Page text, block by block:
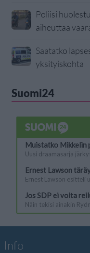
Poliisi
aiheuttaa
Saatatko
yksityiskohta
Suomi24
Info